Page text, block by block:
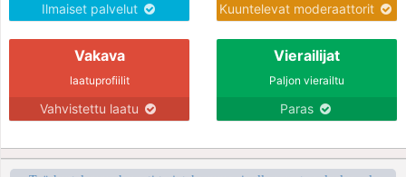
Ilmaiset palvelut Kuuntelevat moderaattorit
Vakava
laatuprofiilit
Vahvistettu laatu
Vierailijat
Paljon vierailtu
Paras